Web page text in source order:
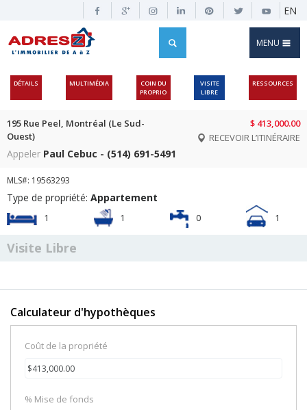
EN
MENU
DÉTAILS MULTIMÉDIA
COIN DU
PROPRIO
VISITE
LIBRE
RESSOURCES
195 Rue Peel, Montréal (Le Sud-
Ouest)
$ 413,000.00
RECEVOIR L’ITINÉRAIRE
Appeler Paul Cebuc - (514) 691-5491
MLS#: 19563293
Type de propriété: Appartement
1 1 0 1
Visite Libre
Calculateur d'hypothèques
Coût de la propriété
% Mise de fonds